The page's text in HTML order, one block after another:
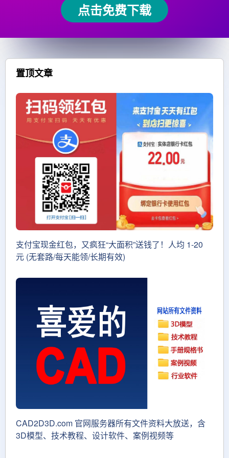
点击免费下载
置顶文章
支付宝现金红包，又疯狂“大面积”送钱了！人均 1-20
元 (无套路/每天能领/长期有效)
CAD2D3D.com 官网服务器所有文件资料大放送，含
3D模型、技术教程、设计软件、案例视频等